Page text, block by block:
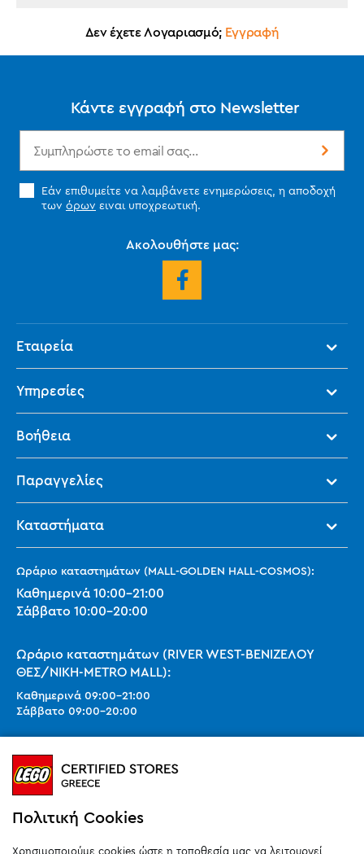
Δεν έχετε Λογαριασμό; Εγγραφή
Κάντε εγγραφή στο Newsletter
Εάν επιθυμείτε να λαμβάνετε ενημερώσεις, η αποδοχή
των όρων ειναι υποχρεωτική.
Ακολουθήστε μας:
Εταιρεία
Υπηρεσίες
Βοήθεια
Παραγγελίες
Καταστήματα
Ωράριο καταστημάτων (MALL-GOLDEN HALL-COSMOS):
Καθημερινά 10:00-21:00
Σάββατο 10:00-20:00
Ωράριο καταστημάτων (RIVER WEST-ΒΕΝΙΖΕΛΟΥ
ΘΕΣ/ΝΙΚΗ-METRO MALL):
Καθημερινά 09:00-21:00
Σάββατο 09:00-20:00
Ωράριο καταστημάτων (SMART PARK):
Καθημερινά10:00-21:00
Σάββατο09:00
Κυριακή 11:00-20:00 (έως 25/10)
orders@legostoregreece.gr
Πολιτική Cookies
Χρησιμοποιούμε cookies ώστε η τοποθεσία μας να λειτουργεί